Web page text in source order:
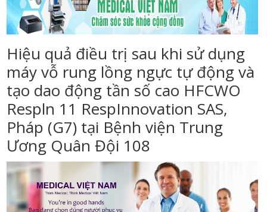
Hiệu quả điều trị sau khi sử dụng
máy vỗ rung lồng ngực tự động và
tạo dao động tần số cao HFCWO
Respln 11 RespInnovation SAS,
Pháp (G7) tại Bệnh viện Trung
Ương Quân Đội 108